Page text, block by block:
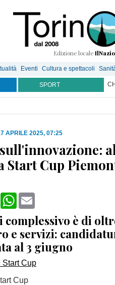
Edizione locale
Eventi Cultura e spettacoli
SPORT
APRILE 2025, 07:25
Start Cup
Print WhatsApp
è di
e servizi:
al 3 giugno
Cup